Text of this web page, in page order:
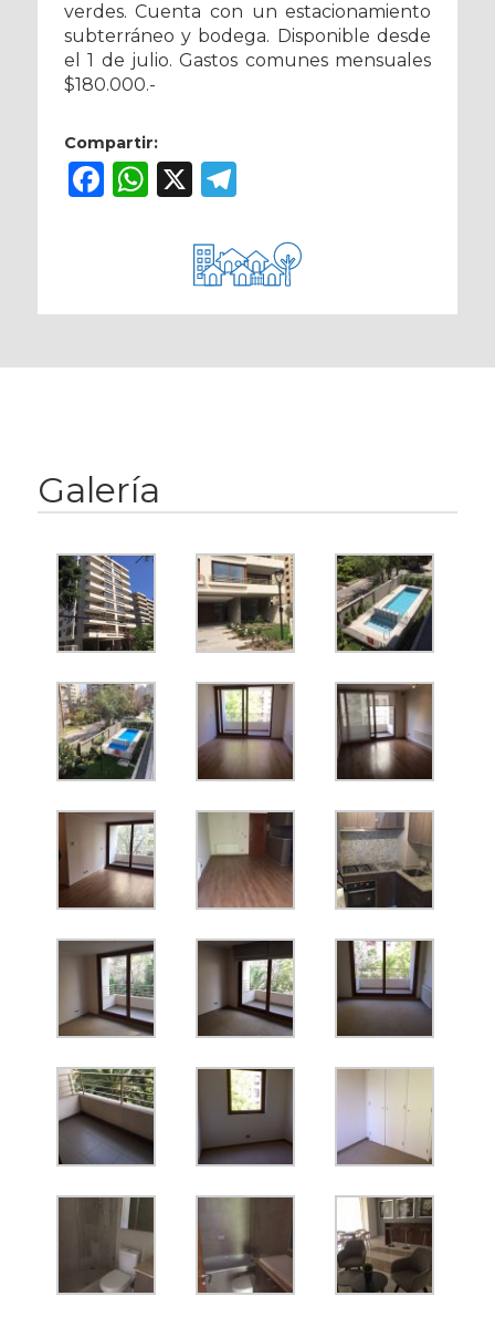
verdes. Cuenta con un estacionamiento
subterráneo y bodega. Disponible desde
el 1 de julio. Gastos comunes mensuales
$180.000.-
Compartir:
Facebook
WhatsApp
X Telegram
Galería